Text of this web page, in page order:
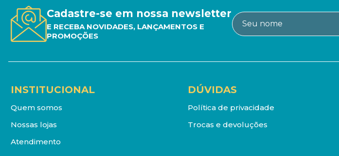
Cadastre-se em nossa newsletter
E RECEBA NOVIDADES, LANÇAMENTOS E
PROMOÇÕES
INSTITUCIONAL
Quem somos
Nossas lojas
Atendimento
DÚVIDAS
Política de privacidade
Trocas e devoluções